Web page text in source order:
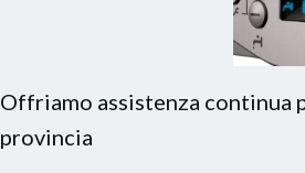
Offriamo assistenza
provincia